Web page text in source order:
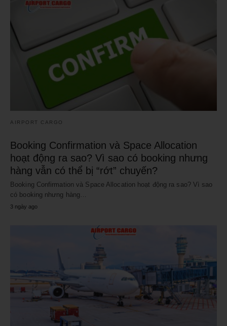
AIRPORT CARGO
Booking Confirmation và Space Allocation
hoạt động ra sao? Vì sao có booking nhưng
hàng vẫn có thể bị “rớt” chuyến?
Booking Confirmation và Space Allocation hoạt động ra sao? Vì sao
có booking nhưng hàng…
3 ngày ago